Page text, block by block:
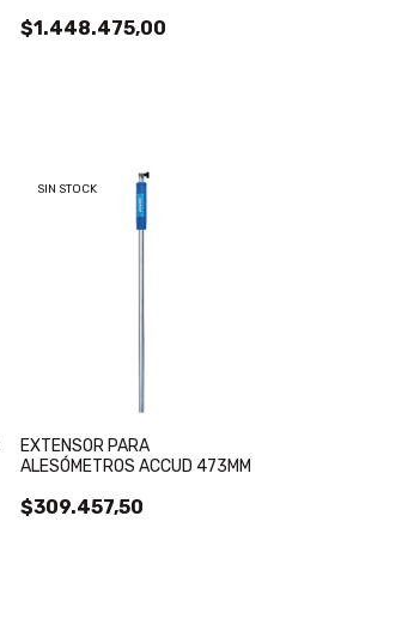
$1.448.475,00
SIN STOCK
EXTENSOR PARA
ALESÓMETROS ACCUD 473MM
$309.457,50